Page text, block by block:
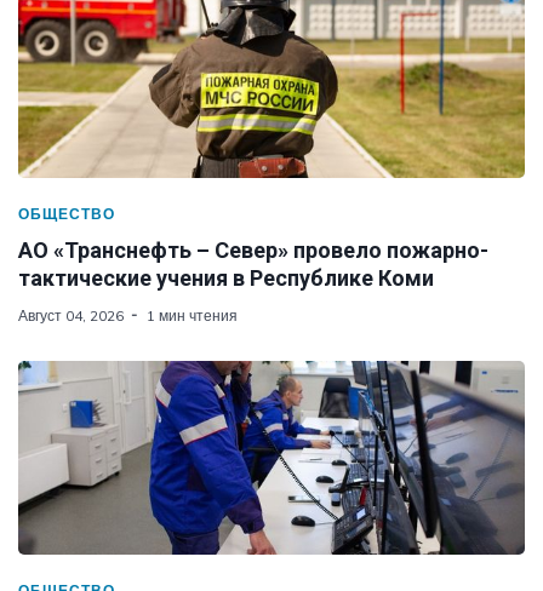
ОБЩЕСТВО
АО «Транснефть – Север» провело пожарно-
тактические учения в Республике Коми
Август 04, 2026 1 мин чтения